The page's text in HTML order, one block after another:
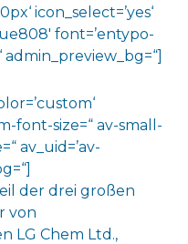
icon_select=’yes‘
font=’entypo-
admin_preview_bg=“]
font-size=“ av-small-
av_uid=’av-
der drei großen
von
LG Chem Ltd.,